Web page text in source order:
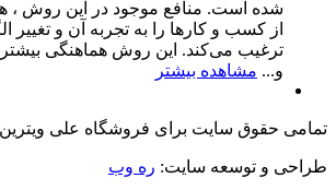
شده است. منافع موجود در این روش ،
از کسب و کارها را به تجربه‌ آن و تغییر
ترغیب می‌کند. این روش هماهنگی
و... مشاهده بیشتر
تمامی حقوق سایت برای فروشگاه علی
طراحی و توسعه سایت: ره وب